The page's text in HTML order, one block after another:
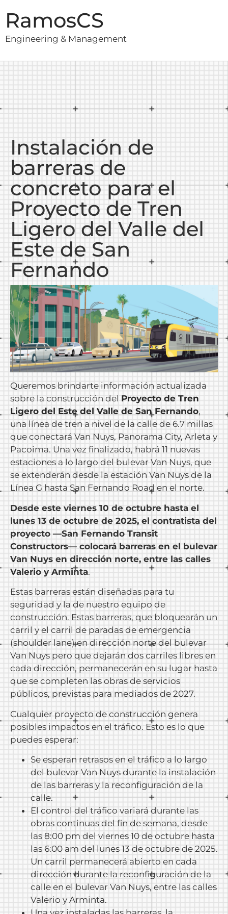
RamosCS
Engineering & Management
Instalación de
barreras de
concreto para el
Proyecto de Tren
Ligero del Valle del
Este de San
Fernando
Queremos brindarte información actualizada
sobre la construcción del Proyecto de Tren
Ligero del Este del Valle de San Fernando,
una línea de tren a nivel de la calle de 6.7 millas
que conectará Van Nuys, Panorama City, Arleta y
Pacoima. Una vez finalizado, habrá 11 nuevas
estaciones a lo largo del bulevar Van Nuys, que
se extenderán desde la estación Van Nuys de la
Línea G hasta San Fernando Road en el norte.
Desde este viernes 10 de octubre hasta el
lunes 13 de octubre de 2025, el contratista del
proyecto —San Fernando Transit
Constructors— colocará barreras en el bulevar
Van Nuys en dirección norte, entre las calles
Valerio y Arminta.
Estas barreras están diseñadas para tu
seguridad y la de nuestro equipo de
construcción. Estas barreras, que bloquearán un
carril y el carril de paradas de emergencia
(shoulder lane) en dirección norte del bulevar
Van Nuys pero que dejarán dos carriles libres en
cada dirección, permanecerán en su lugar hasta
que se completen las obras de servicios
públicos, previstas para mediados de 2027.
Cualquier proyecto de construcción genera
posibles impactos en el tráfico. Esto es lo que
puedes esperar:
Se esperan retrasos en el tráfico a lo largo
del bulevar Van Nuys durante la instalación
de las barreras y la reconfiguración de la
calle.
El control del tráfico variará durante las
obras continuas del fin de semana, desde
las 8:00 pm del viernes 10 de octubre hasta
las 6:00 am del lunes 13 de octubre de 2025.
Un carril permanecerá abierto en cada
dirección durante la reconfiguración de la
calle en el bulevar Van Nuys, entre las calles
Valerio y Arminta.